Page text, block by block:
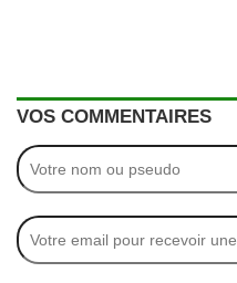
VOS COMMENTAIRES